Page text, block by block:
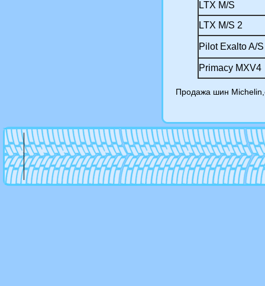
LTX M/S
LTX M/S 2
Pilot Exalto A/S
Primacy MXV4
Продажа шин